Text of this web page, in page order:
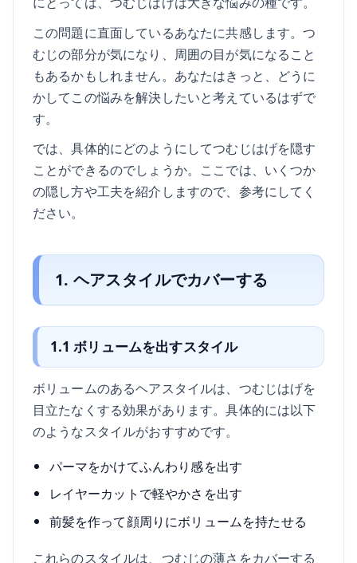
この問題に直面しているあなたに共感します。つ
むじの部分が気になり、周囲の目が気になること
もあるかもしれません。あなたはきっと、どうに
かしてこの悩みを解決したいと考えているはずで
す。
では、具体的にどのようにしてつむじはげを隠す
ことができるのでしょうか。ここでは、いくつか
の隠し方や工夫を紹介しますので、参考にしてく
ださい。
1. ヘアスタイルでカバーする
1.1 ボリュームを出すスタイル
ボリュームのあるヘアスタイルは、つむじはげを
目立たなくする効果があります。具体的には以下
のようなスタイルがおすすめです。
パーマをかけてふんわり感を出す
レイヤーカットで軽やかさを出す
前髪を作って顔周りにボリュームを持たせる
これらのスタイルは、つむじの薄さをカバーする